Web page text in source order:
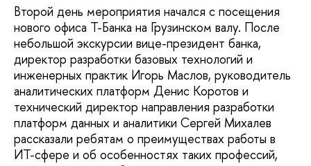
Второй день мероприятия начался с посещения
нового офиса Т-Банка на Грузинском валу. После
небольшой экскурсии вице-президент банка,
директор разработки базовых технологий и
инженерных практик Игорь Маслов, руководитель
аналитических платформ Денис Коротов и
технический директор направления разработки
платформ данных и аналитики Сергей Михалев
рассказали ребятам о преимуществах работы в
ИТ-сфере и об особенностях таких профессий,